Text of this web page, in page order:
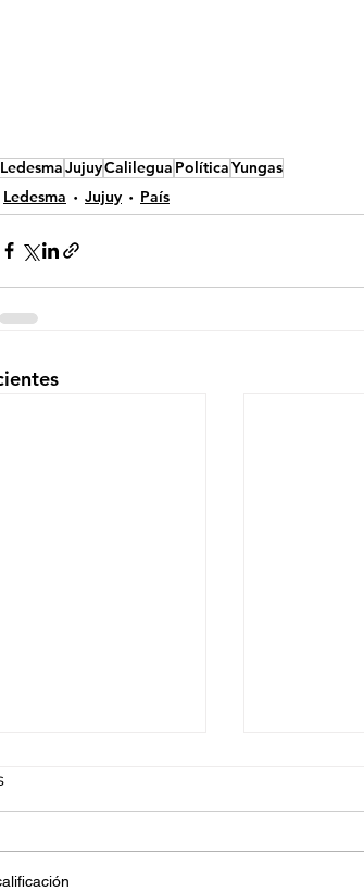
LedesmaJujuyCalilegua PolíticaYungas
Ledesma
Jujuy País